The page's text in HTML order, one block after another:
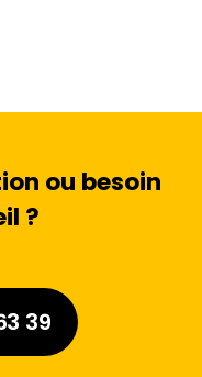
ou besoin
?
39